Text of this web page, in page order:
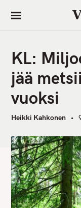
i
KL:
jää
vuoksi
Heikki Kahkonen